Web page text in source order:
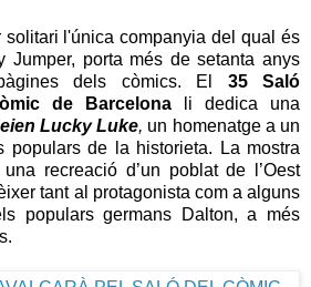
solitari l'única companyia del qual és
Jumper, porta més de setanta anys
dels còmics. El 35 Saló
de Barcelona li dedica una
Lucky Luke, un homenatge a un
populars de la historieta. La mostra
recreació d’un poblat de l’Oest
tant al protagonista com a alguns
populars germans Dalton, a més